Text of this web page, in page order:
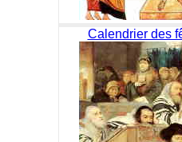
Calendrier des